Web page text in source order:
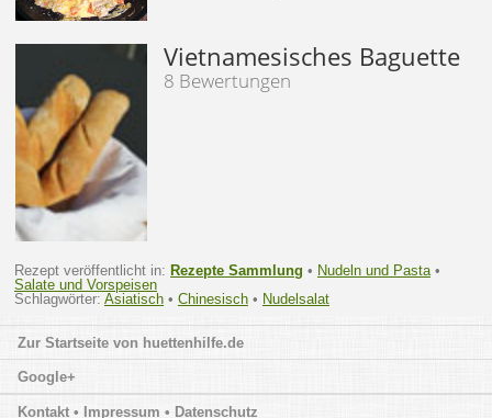
Vietnamesisches Baguette
8 Bewertungen
Rezept veröffentlicht in: Rezepte Sammlung • Nudeln und Pasta •
Salate und Vorspeisen
Schlagwörter: Asiatisch • Chinesisch • Nudelsalat
huettenhilfe.de
Google+
Kontakt • Impressum • Datenschutz